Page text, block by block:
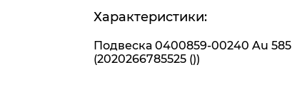
Характеристики:
Подвеска 0400859-00240 Au 585
(2020266785525 ())